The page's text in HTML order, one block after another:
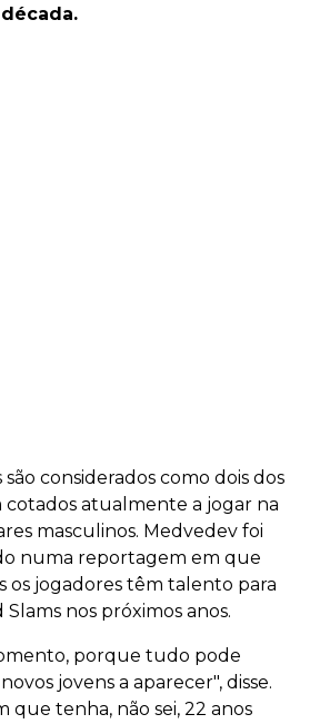
considerados como dois dos
cotados atualmente a jogar na
masculinos. Medvedev foi
numa reportagem em que
os jogadores têm talento para
nos próximos anos.
porque tudo pode
jovens a aparecer", disse.
que tenha, não sei, 22 anos